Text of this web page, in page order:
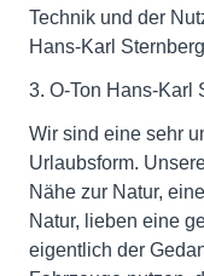
Technik und der
Hans-Karl
3. O-Ton Hans-Karl
Wir sind eine sehr
Urlaubsform.
Nähe zur Natur,
Natur, lieben eine
eigentlich der